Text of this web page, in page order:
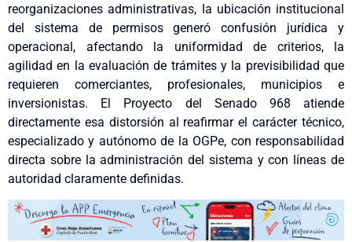
reorganizaciones administrativas, la ubicación institucional
del sistema de permisos generó confusión jurídica y
operacional, afectando la uniformidad de criterios, la
agilidad en la evaluación de trámites y la previsibilidad que
requieren comerciantes, profesionales, municipios e
inversionistas. El Proyecto del Senado 968 atiende
directamente esa distorsión al reafirmar el carácter técnico,
especializado y autónomo de la OGPe, con responsabilidad
directa sobre la administración del sistema y con líneas de
autoridad claramente definidas.